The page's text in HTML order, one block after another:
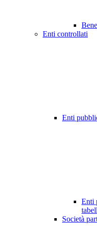
Enti controllati
Enti
Enti
Società